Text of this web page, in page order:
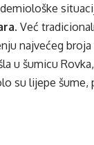
. Već
najvećeg
u šumicu
su lijepe šume,